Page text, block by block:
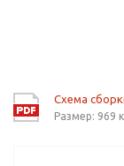
Схема
Размер: 969